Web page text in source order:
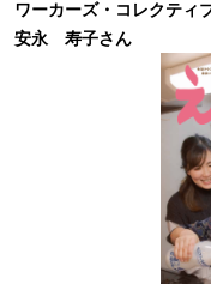
ワーカーズ・コレクティ
安永 寿子さん